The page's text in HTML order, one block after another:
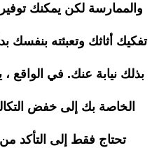
والممارسة لكن يمكنك
تفكيك أثاثك وتعبئته بنفسك
بذلك نيابة عنك. في الواقع ،
تحتاج فقط إلى التأكد